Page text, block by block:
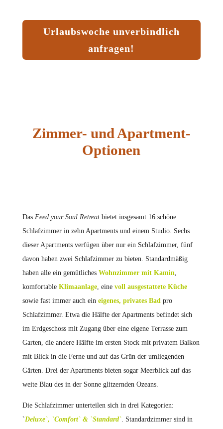
Urlaubswoche unverbindlich
anfragen!
Zimmer- und Apartment-
Optionen
Das Feed your Soul Retreatbietet insgesamt 16 schöne
Schlafzimmer in zehn Apartments und einem Studio. Sechs
dieser Apartments verfügen über nur ein Schlafzimmer, fünf
davon haben zwei Schlafzimmer zu bieten. Standardmäßig
haben alle ein gemütliches Wohnzimmer mit Kamin,
komfortable Klimaanlage, eine voll ausgestattete Küche
sowie fast immer auch ein eigenes, privates Badpro
Schlafzimmer. Etwa die Hälfte der Apartments befindet sich
im Erdgeschoss mit Zugang über eine eigene Terrasse zum
Garten, die andere Hälfte im ersten Stock mit privatem Balkon
mit Blick in die Ferne und auf das Grün der umliegenden
Gärten. Drei der Apartments bieten sogar Meerblick auf das
weite Blau des in der Sonne glitzernden Ozeans.
Die Schlafzimmer unterteilen sich in drei Kategorien:
`Deluxe`, `Comfort` & `Standard`. Standardzimmer sind in